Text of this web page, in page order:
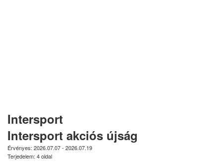
Intersport
Intersport akciós újság
Érvényes: 2026.07.07 - 2026.07.19
Terjedelem: 4 oldal